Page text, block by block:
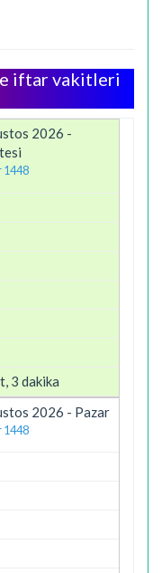
iftar vakitleri
2026 -
1448
3 dakika
2026 - Pazar
1448